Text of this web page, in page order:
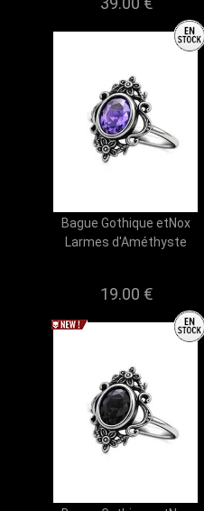
Bague Gothique etNox
Larmes d'Améthyste
19.00 €